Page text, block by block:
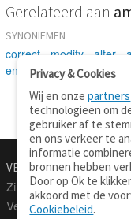
Gerelateerd aan
SYNONIEMEN
correct modify alter
enhance-upgrade-
VERTALEN.NU
Zinnen vertalen
Verklarend woordenboek
Privacy & Cookies
Wij en onzepartners
technologieën om
gebruiker af te
en ons verkeer te
informatie
bronnen hebben
Door op Ok te
akkoord met de
Cookiebeleid.